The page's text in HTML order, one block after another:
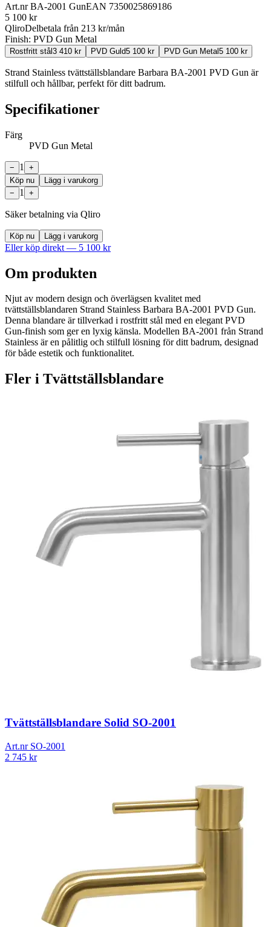
Art.nrBA-2001 GunEAN 7350025869186
5 100 kr
QliroDelbetala från 213 kr/mån
Finish: PVD Gun Metal
Rostfritt stål 3 410 kr PVD Guld5 100 kr PVD Gun Metal 5 100 kr
Strand Stainless tvättställsblandare Barbara BA-2001 PVD Gun är
stilfull och hållbar, perfekt för ditt badrum.
Specifikationer
Färg
PVD Gun Metal
− 1
+
Köp nu
Lägg i varukorg
−
1 +
Säker betalning via Qliro
Köp nu Lägg i varukorg
Eller köp direkt — 5 100 kr
Om produkten
Njut av modern design och överlägsen kvalitet med
tvättställsblandaren Strand Stainless Barbara BA-2001 PVD Gun.
Denna blandare är tillverkad i rostfritt stål med en elegant PVD
Gun-finish som ger en lyxig känsla. Modellen BA-2001 från Strand
Stainless är en pålitlig och stilfull lösning för ditt badrum, designad
för både estetik och funktionalitet.
Fler i Tvättställsblandare
Tvättställsblandare Solid SO-2001
Art.nr SO-2001
2 745 kr